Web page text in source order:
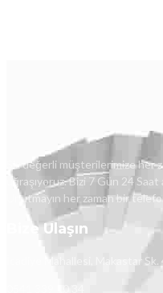
Siz değerli müşterilerimize her
uğraşıyoruz. Bizi 7 Gün 24
Unutmayın her zaman bir
Bize Ulaşın
İcadiye Mahallesi, Makastar